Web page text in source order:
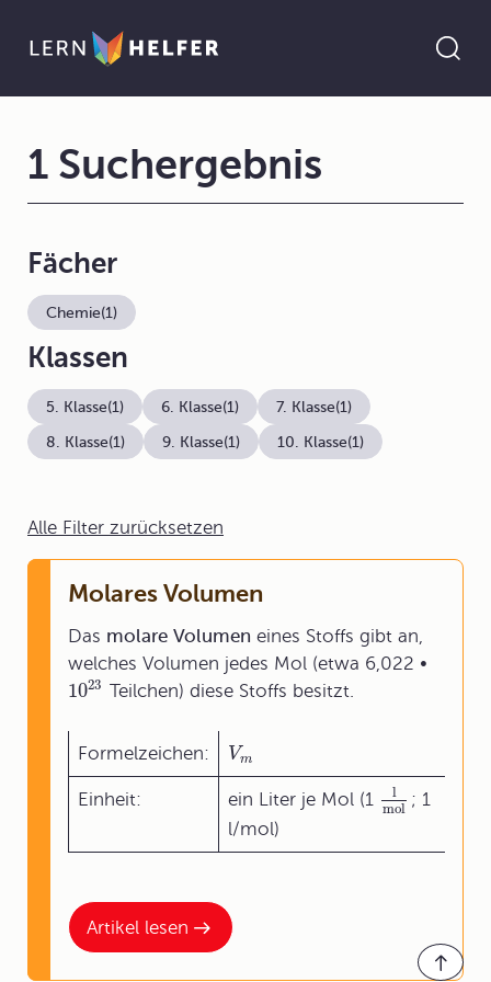
Alle Filter zurücksetzen
Artikel lesen
Molares Volumen
Das molare Volumen eines Stoffs gibt an,
welches Volumen jedes Mol (etwa 6,022 •
1023 Teilchen) diese Stoffs besitzt.
Formelzeichen: Vm
Einheit: ein Liter je Mol (1
l
mol ; 1
l/mol)
1 Suchergebnis
Fächer
Chemie(1)
Klassen
5. Klasse(1) 6. Klasse(1) 7. Klasse(1)
8. Klasse(1) 9. Klasse(1) 10. Klasse(1)